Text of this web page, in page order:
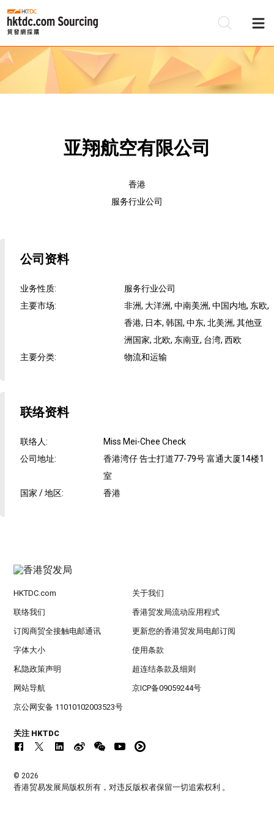
亚翔航空有限公司
香港
服务行业公司
公司资料
业务性质:
服务行业公司
主要市场:
非洲, 大洋洲, 中南美洲, 中国内地, 东欧,
香港, 日本, 韩国, 中东, 北美洲, 其他亚
洲国家, 北欧, 东南亚, 台湾, 西欧
主要分类: 物流和运输
联络资料
联络人:
Miss Mei-Chee Check
公司地址:
香港湾仔 告士打道77-79号 富通大厦14楼1
室
国家 / 地区: 香港
HKTDC.com 关于我们
联络我们 香港贸发局流动应用程式
订阅商贸全接触电邮通讯 更新您的香港贸发局电邮订阅
字体大小 使用条款
私隐政策声明 超连结条款及细则
网站导航 京ICP备09059244号
京公网安备 11010102003523号
关注 HKTDC
© 2026
香港贸易发展局版权所有，对违反版权者保留一切追索权利 。